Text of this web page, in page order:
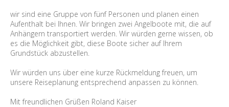
wir sind eine Gruppe von fünf Personen und planen einen
Aufenthalt bei Ihnen. Wir bringen zwei Angelboote mit, die auf
Anhängern transportiert werden. Wir würden gerne wissen, ob
es die Möglichkeit gibt, diese Boote sicher auf Ihrem
Grundstück abzustellen.
Wir würden uns über eine kurze Rückmeldung freuen, um
unsere Reiseplanung entsprechend anpassen zu können.
Mit freundlichen Grüßen Roland Kaiser